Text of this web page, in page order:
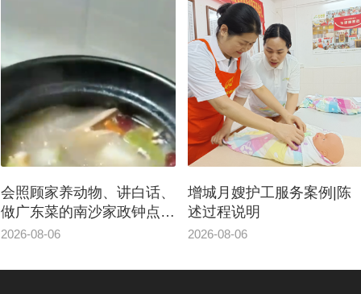
增城月嫂护工服务案例|陈
述过程说明
2026-08-06
从化阿姨服务案例|让月子
坐的安心惬意
2026-08-06